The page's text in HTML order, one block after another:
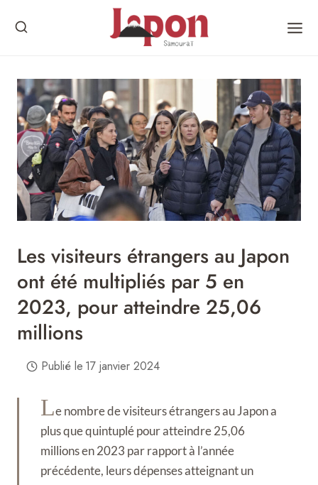
Les visiteurs étrangers au Japon
ont été multipliés par 5 en
2023, pour atteindre 25,06
millions
Publié le 17 janvier 2024
Le nombre de visiteurs étrangers au Japon a
plus que quintuplé pour atteindre 25,06
millions en 2023 par rapport à l’année
précédente, leurs dépenses atteignant un